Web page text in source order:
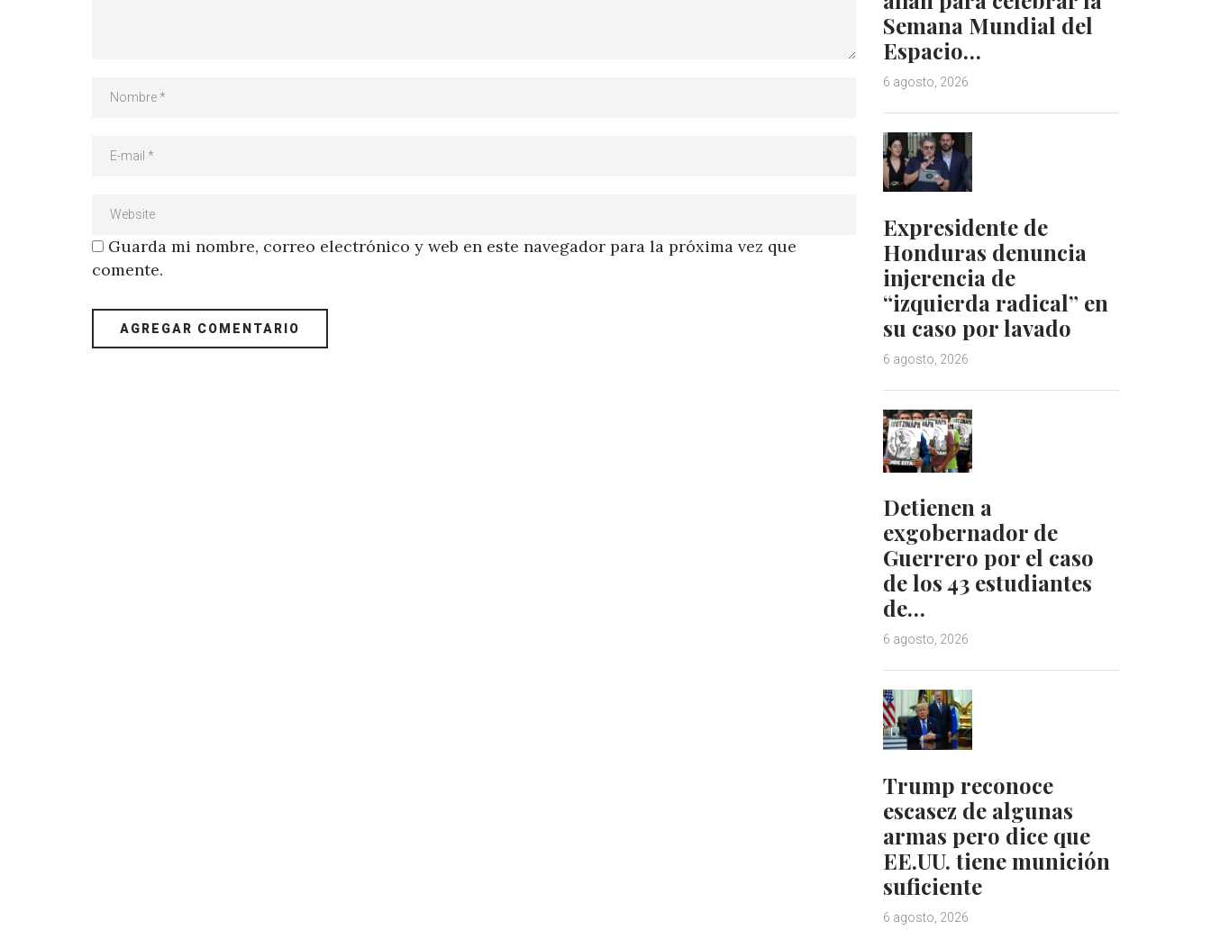
Guarda mi nombre, correo electrónico y web en este navegador para la próxima vez que
comente.
Semana Mundial del
Espacio…
6 agosto, 2026
Expresidente de
Honduras denuncia
injerencia de
“izquierda radical” en
su caso por lavado
6 agosto, 2026
Detienen a
exgobernador de
Guerrero por el caso
de los 43 estudiantes
de…
6 agosto, 2026
Trump reconoce
escasez de algunas
armas pero dice que
EE.UU. tiene munición
suficiente
6 agosto, 2026